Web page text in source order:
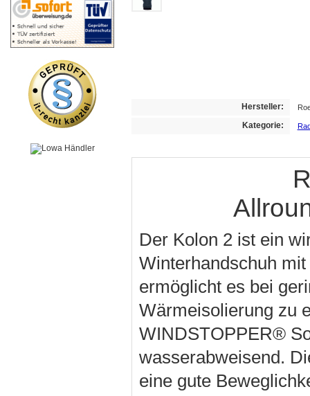
Hersteller:
Kategorie:
Der Kolon 2 ist ein
Winterhandschuh
ermöglicht es bei
Wärmeisolierung zu
WINDSTOPPER®
wasserabweisend.
eine gute